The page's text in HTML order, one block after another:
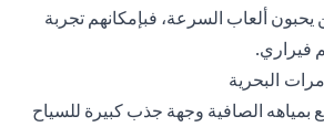
يحبون ألعاب السرعة، فبإمكانهم تجربة
فيراري.
البحرية
بمياهه الصافية وجهة جذب كبيرة للسياح